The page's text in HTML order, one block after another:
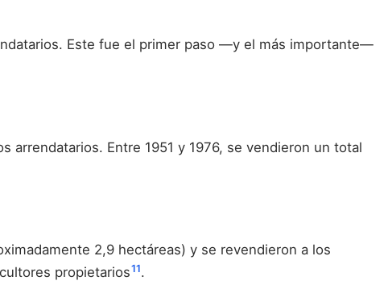
Este fue el primer paso —y el más importante—
arrendatarios. Entre 1951 y 1976, se vendieron un total
2,9 hectáreas) y se revendieron a los
propietarios11.